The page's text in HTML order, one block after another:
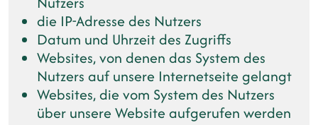
die IP-Adresse des Nutzers
Datum und Uhrzeit des Zugriffs
Websites, von denen das System des
Nutzers auf unsere Internetseite gelangt
Websites, die vom System des Nutzers
über unsere Website aufgerufen werden